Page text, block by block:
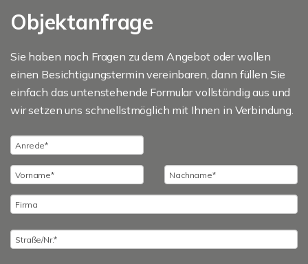
Objektanfrage
Sie haben noch Fragen zu dem Angebot oder wollen
einen Besichtigungstermin vereinbaren, dann füllen Sie
einfach das untenstehende Formular vollständig aus und
wir setzen uns schnellstmöglich mit Ihnen in Verbindung.